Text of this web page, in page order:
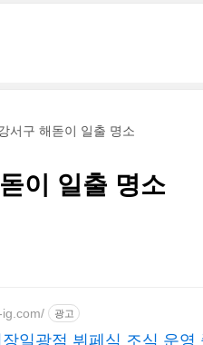
서구 해돋이 일출 명소
이 일출 명소
ig.com/ 광고
일광점 뷔페식 조식 운영